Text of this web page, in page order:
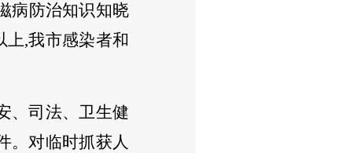
病防治知识知晓
上,我市感染者和
、司法、卫生健
。对临时抓获人